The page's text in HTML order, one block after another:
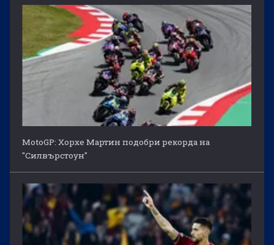
MotoGP: Хорхе Мартин подобри рекорда на
"Силвърстоун"